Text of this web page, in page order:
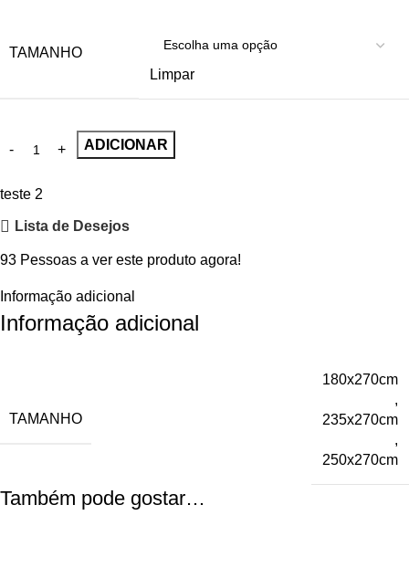
TAMANHO
Limpar
ADICIONAR
teste 2
Lista de Desejos
93 Pessoas a ver este produto agora!
Informação adicional
Informação adicional
TAMANHO
180x270cm
,
235x270cm
,
250x270cm
Também pode gostar…